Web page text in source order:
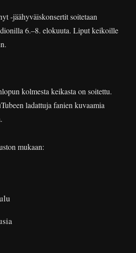
-jäähyväiskonsertit soitetaan
6.–8. elokuuta. Liput keikoille
kolmesta keikasta on soitettu.
ladattuja fanien kuvaamia
mukaan: